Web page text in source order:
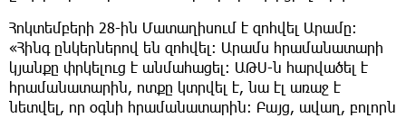
Հոկտեմբերի 28-ին Մատաղիսում է զոհվել Արամը։
«Հինգ ընկերներով են զոհվել։ Արամս հրամանատարի
կյանքը փրկելուց է անմահացել։ ԱԹՍ-ն հարվածել է
հրամանատարին, ոտքը կտրվել է, նա էլ առաջ է
նետվել, որ օգնի հրամանատարին։ Բայց, ավաղ, բոլորն